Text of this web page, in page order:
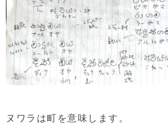
ヌワラは町を意味します。